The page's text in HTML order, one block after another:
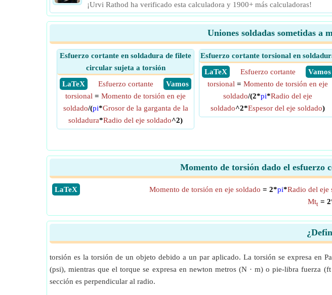
¡Urvi Rathod ha verificado esta calculadora y 1900+ más calculadoras!
Uniones soldadas sometidas a
Esfuerzo cortante en soldadura de filete
circular sujeta a torsión
​ LaTeX
​ Vamos
Esfuerzo cortante
torsional = Momento de torsión en eje
soldado/(pi*Grosor de la garganta de la
soldadura*Radio del eje soldado^2)
Esfuerzo cortante torsional en
​ LaTeX
​ Vamos
Esfuerzo cortante
torsional = Momento de torsión en eje
soldado/(2*pi*Radio del eje
soldado^2*Espesor del eje soldado)
Momento de torsión dado el esfuerzo
​LaTeX Momento de torsión en eje soldado = 2*pi*Radio del eje
Mtt=
torsión es la torsión de un objeto debido a un par aplicado. La torsión se expresa en
(psi), mientras que el torque se expresa en newton metros (N · m) o pie-libra fuerza
sección es perpendicular al radio.